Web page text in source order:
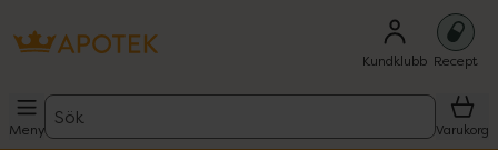
Kundklubb Recept
Meny
Sök
Varukorg